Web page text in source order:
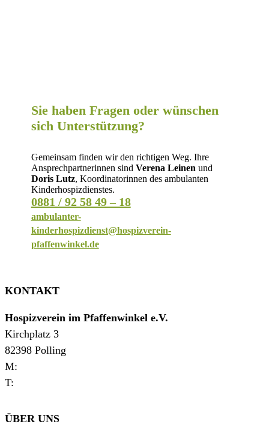
Sie haben Fragen oder wünschen
sich Unterstützung?
Gemeinsam finden wir den richtigen Weg. Ihre
Ansprechpartnerinnen sind Verena Leinen und
Doris Lutz, Koordinatorinnen des ambulanten
Kinderhospizdienstes.
0881 / 92 58 49 – 18
ambulanter-
kinderhospizdienst@hospizverein-
pfaffenwinkel.de
KONTAKT
Hospizverein im Pfaffenwinkel e.V.
Kirchplatz 3
82398 Polling
M:
T:
ÜBER UNS